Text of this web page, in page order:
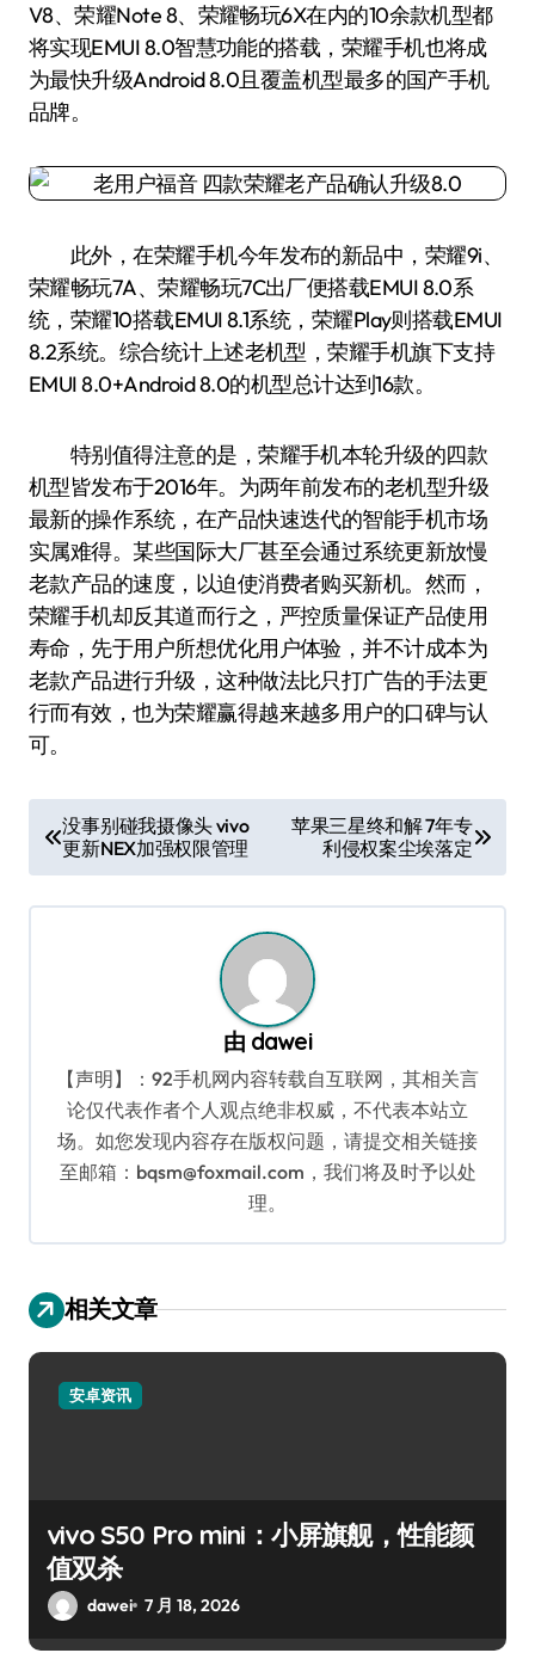
V8、荣耀Note 8、荣耀畅玩6X在内的10余款机型都
将实现EMUI 8.0智慧功能的搭载，荣耀手机也将成
为最快升级Android 8.0且覆盖机型最多的国产手机
品牌。
此外，在荣耀手机今年发布的新品中，荣耀9i、
荣耀畅玩7A、荣耀畅玩7C出厂便搭载EMUI 8.0系
统，荣耀10搭载EMUI 8.1系统，荣耀Play则搭载EMUI
8.2系统。综合统计上述老机型，荣耀手机旗下支持
EMUI 8.0+Android 8.0的机型总计达到16款。
特别值得注意的是，荣耀手机本轮升级的四款
机型皆发布于2016年。为两年前发布的老机型升级
最新的操作系统，在产品快速迭代的智能手机市场
实属难得。某些国际大厂甚至会通过系统更新放慢
老款产品的速度，以迫使消费者购买新机。然而，
荣耀手机却反其道而行之，严控质量保证产品使用
寿命，先于用户所想优化用户体验，并不计成本为
老款产品进行升级，这种做法比只打广告的手法更
行而有效，也为荣耀赢得越来越多用户的口碑与认
可。
章
导
没事别碰我摄像头 vivo
更新NEX加强权限管理
苹果三星终和解 7年专
利侵权案尘埃落定
由 dawei
【声明】：92手机网内容转载自互联网，其相关言
论仅代表作者个人观点绝非权威，不代表本站立
场。如您发现内容存在版权问题，请提交相关链接
至邮箱：bqsm@foxmail.com，我们将及时予以处
理。
相关文章
安卓资讯
vivo S50 Pro mini：小屏旗舰，性能颜
值双杀
dawei 7 月 18, 2026